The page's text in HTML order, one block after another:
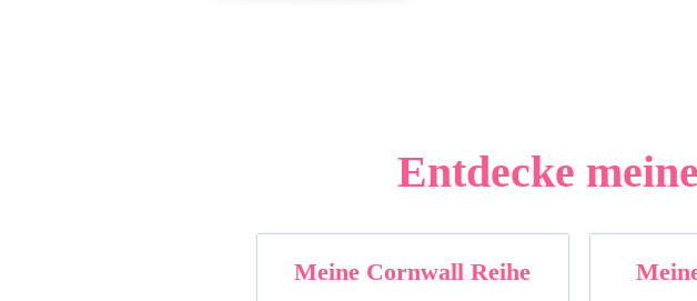
Entdecke
Meine Cornwall Reihe